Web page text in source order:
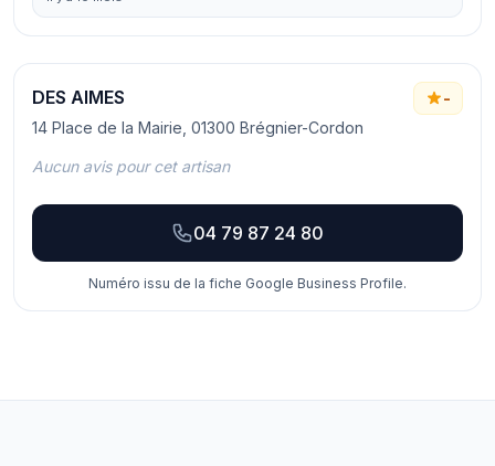
DES AIMES
14 Place de la Mairie, 01300 Brégnier-Cordon
-
Aucun avis pour cet artisan
04 79 87 24 80
Numéro issu de la fiche Google Business Profile.